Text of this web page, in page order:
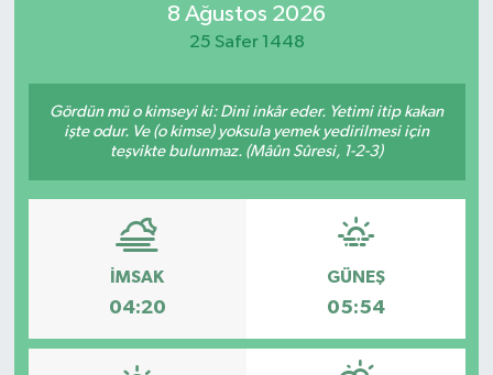
8 Ağustos 2026
25 Safer 1448
Gördün mü o kimseyi ki: Dini inkâr eder. Yetimi itip kakan
işte odur. Ve (o kimse) yoksula yemek yedirilmesi için
teşvikte bulunmaz. (Mâûn Sûresi, 1-2-3)
İMSAK
04:20
GÜNEŞ
05:54